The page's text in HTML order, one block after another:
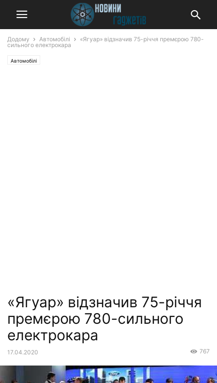
Додому Автомобілі
«Ягуар» відзначив 75-річчя премєрою 780-
сильного електрокара
Автомобілі
«Ягуар» відзначив 75-річчя
премєрою 780-сильного
електрокара
17.04.2020 767